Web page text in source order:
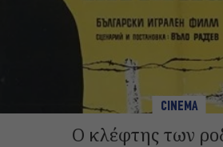
CINEMA
Ο κλέφτης των